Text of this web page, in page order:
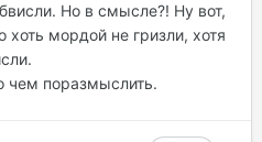
Но в смысле?! Ну вот,
мордой не гризли, хотя
чем поразмыслить.